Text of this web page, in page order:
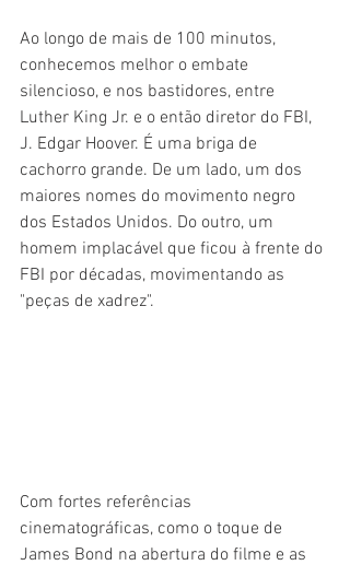
Ao longo de mais de 100 minutos,
conhecemos melhor o embate
silencioso, e nos bastidores, entre
Luther King Jr. e o então diretor do FBI,
J. Edgar Hoover. É uma briga de
cachorro grande. De um lado, um dos
maiores nomes do movimento negro
dos Estados Unidos. Do outro, um
homem implacável que ficou à frente do
FBI por décadas, movimentando as
"peças de xadrez".
Com fortes referências
cinematográficas, como o toque de
James Bond na abertura do filme e as